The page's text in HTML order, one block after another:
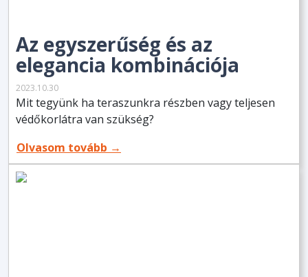
Az egyszerűség és az
elegancia kombinációja
2023.10.30
Mit tegyünk ha teraszunkra részben vagy teljesen
védőkorlátra van szükség?
Olvasom tovább →